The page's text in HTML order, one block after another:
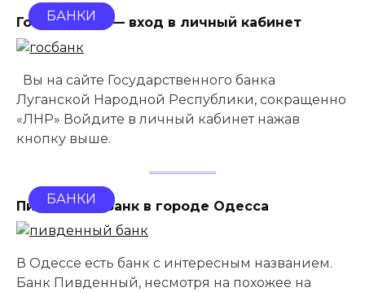
Госбанк ЛНР — вход в личный кабинет
БАНКИ
Вы на сайте Государственного банка
Луганской Народной Республики, сокращенно
«ЛНР» Войдите в личный кабинет нажав
кнопку выше.
Пивденный банк в городе Одесса
БАНКИ
В Одессе есть банк с интересным названием.
Банк Пивденный, несмотря на похожее на